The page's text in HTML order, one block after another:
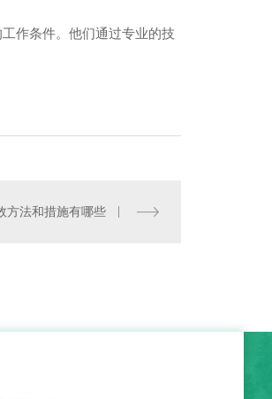
作条件。他们通过专业的技
方法和措施有哪些